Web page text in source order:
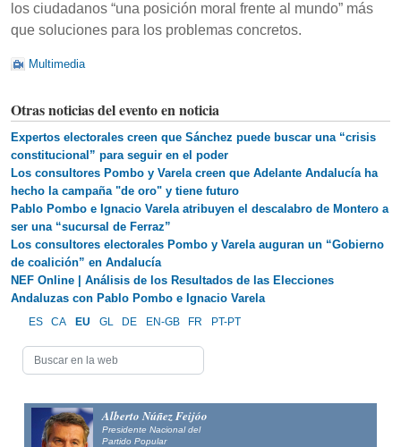
los ciudadanos “una posición moral frente al mundo” más
que soluciones para los problemas concretos.
Multimedia
Otras noticias del evento en noticia
Expertos electorales creen que Sánchez puede buscar una “crisis
constitucional” para seguir en el poder
Los consultores Pombo y Varela creen que Adelante Andalucía ha
hecho la campaña "de oro" y tiene futuro
Pablo Pombo e Ignacio Varela atribuyen el descalabro de Montero a
ser una “sucursal de Ferraz”
Los consultores electorales Pombo y Varela auguran un “Gobierno
de coalición” en Andalucía
NEF Online | Análisis de los Resultados de las Elecciones
Andaluzas con Pablo Pombo e Ignacio Varela
ES CA EU GL DE EN-GB FR PT-PT
Alberto Núñez Feijóo
Presidente Nacional del
Partido Popular